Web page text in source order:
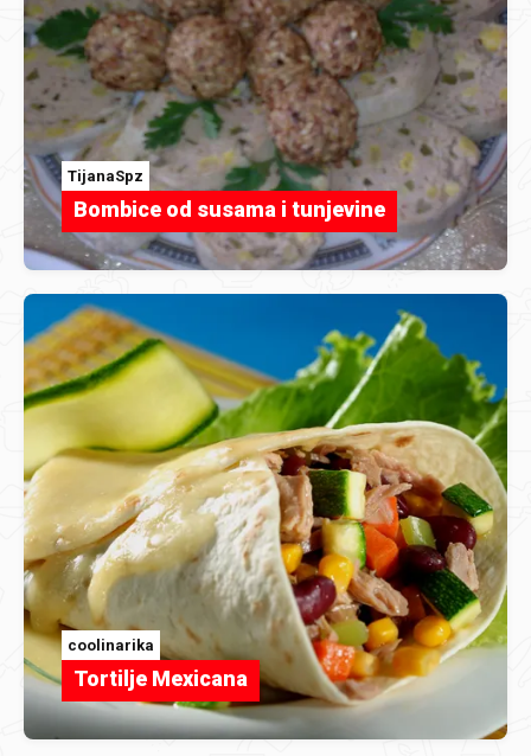
TijanaSpz
Bombice od susama i tunjevine
coolinarika
Tortilje Mexicana